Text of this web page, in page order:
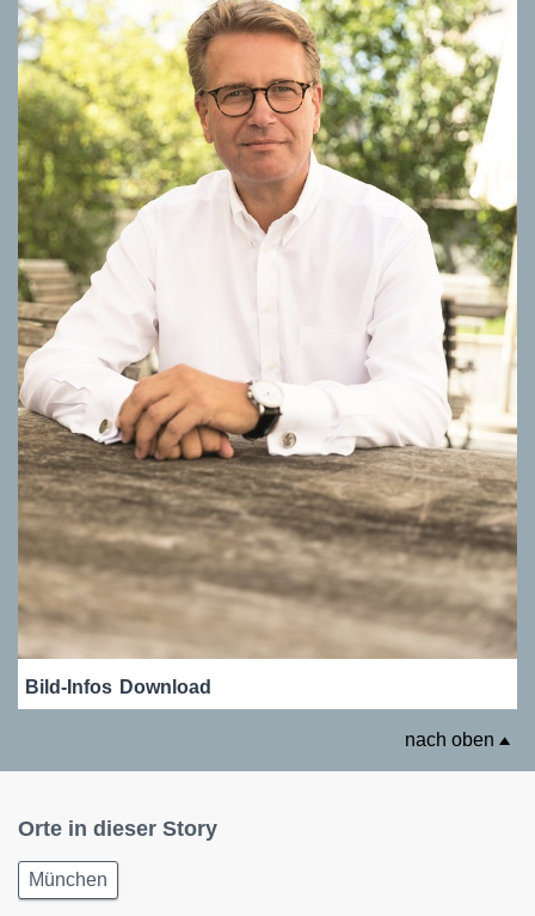
Bild-Infos Download
nach oben
Orte in dieser Story
München